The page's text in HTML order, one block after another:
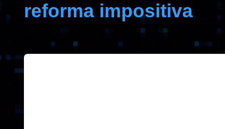
reforma impositiva